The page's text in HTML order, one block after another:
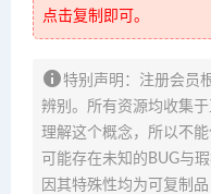
点击复制即可。
特别声明：注册会员
辨别。所有资源均收集
理解这个概念，所以不
可能存在未知的BUG与
因其特殊性均为可复制